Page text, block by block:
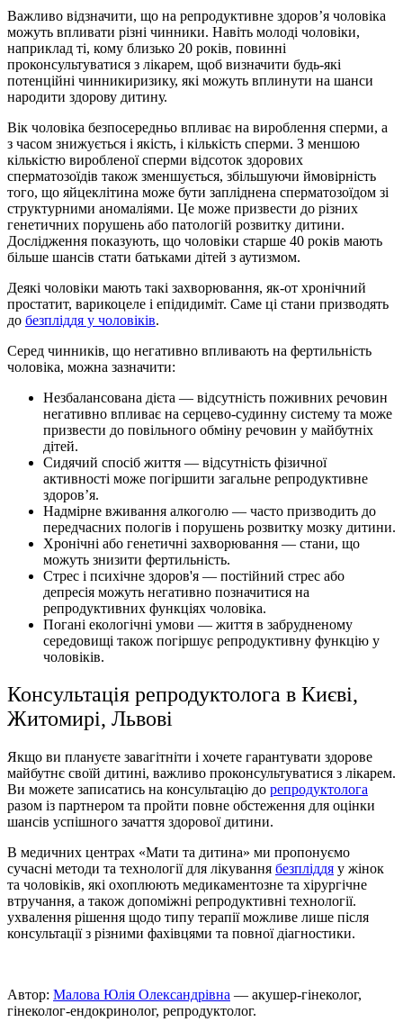
Важливо відзначити, що на репродуктивне здоров’я чоловіка
можуть впливати різні чинники. Навіть молоді чоловіки,
наприклад ті, кому близько 20 років, повинні
проконсультуватися з лікарем, щоб визначити будь-які
потенційні чинникиризику, які можуть вплинути на шанси
народити здорову дитину.
Вік чоловіка безпосередньо впливає на вироблення сперми, а
з часом знижується і якість, і кількість сперми. З меншою
кількістю виробленої сперми відсоток здорових
сперматозоїдів також зменшується, збільшуючи ймовірність
того, що яйцеклітина може бути запліднена сперматозоїдом зі
структурними аномаліями. Це може призвести до різних
генетичних порушень або патологій розвитку дитини.
Дослідження показують, що чоловіки старше 40 років мають
більше шансів стати батьками дітей з аутизмом.
Деякі чоловіки мають такі захворювання, як-от хронічний
простатит, варикоцеле і епідидиміт. Саме цi стани призводять
до безпліддя у чоловіків.
Серед чинників, що негативно впливають на фертильність
чоловіка, можна зазначити:
Незбалансована дієта — відсутність поживних речовин
негативно впливає на серцево-судинну систему та може
призвести до повільного обміну речовин у майбутніх
дітей.
Сидячий спосіб життя — відсутність фізичної
активності може погіршити загальне репродуктивне
здоров’я.
Надмірне вживання алкоголю — часто призводить до
передчасних пологів і порушень розвитку мозку дитини.
Хронічні або генетичні захворювання — стани, що
можуть знизити фертильність.
Стрес і психічне здоров'я — постійний стрес або
депресія можуть негативно позначитися на
репродуктивних функціях чоловіка.
Погані екологічні умови — життя в забрудненому
середовищі також погіршує репродуктивну функцію у
чоловіків.
Консультація репродуктолога в Києві,
Житомирі, Львові
Якщо ви плануєте завагітніти і хочете гарантувати здорове
майбутнє своїй дитині, важливо проконсультуватися з лікарем.
Ви можете записатись на консультацію до репродуктолога
разом із партнером та пройти повне обстеження для оцінки
шансів успішного зачаття здорової дитини.
В медичних центрах «Мати та дитина» ми пропонуємо
сучасні методи та технології для лікування безпліддя у жінок
та чоловіків, якi охоплюють медикаментозне та хірургічне
втручання, а також допомiжнi репродуктивнi технологiї.
ухвалення рішення щодо типу терапії можливе лише після
консультації з різними фахівцями та повної діагностики.
Автор: Малова Юлія Олександрівна — акушер-гінеколог,
гінеколог-ендокринолог, репродуктолог.